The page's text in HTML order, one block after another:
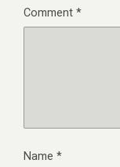
Comment*
Name *